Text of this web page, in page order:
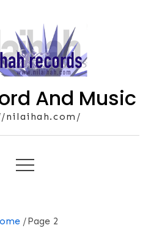
And Music
nilaihah.com/
Page 2